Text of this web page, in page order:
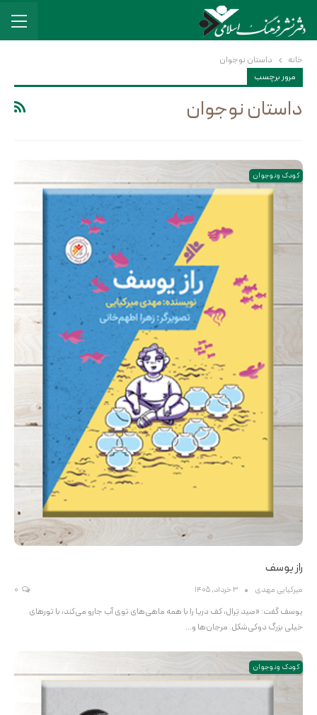
خانه
داستان نوجوان
مرور برچسب
داستان نوجوان
کودک و نوجوان
راز یوسف
میرکیایی مهدی 3 خرداد, 1405
یوسف گفت: «صید تِرال، کف دریا را با همه ماهی‌های توی آب جارو می‌کند، با تورهای
خیلی بزرگ دوکی‌شکل. مرجان‌ها و…
کودک و نوجوان